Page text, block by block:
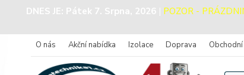
DNES JE: Pátek 7. Srpna, 2026 | POZOR -
O nás Akční nabídka Izolace Doprava